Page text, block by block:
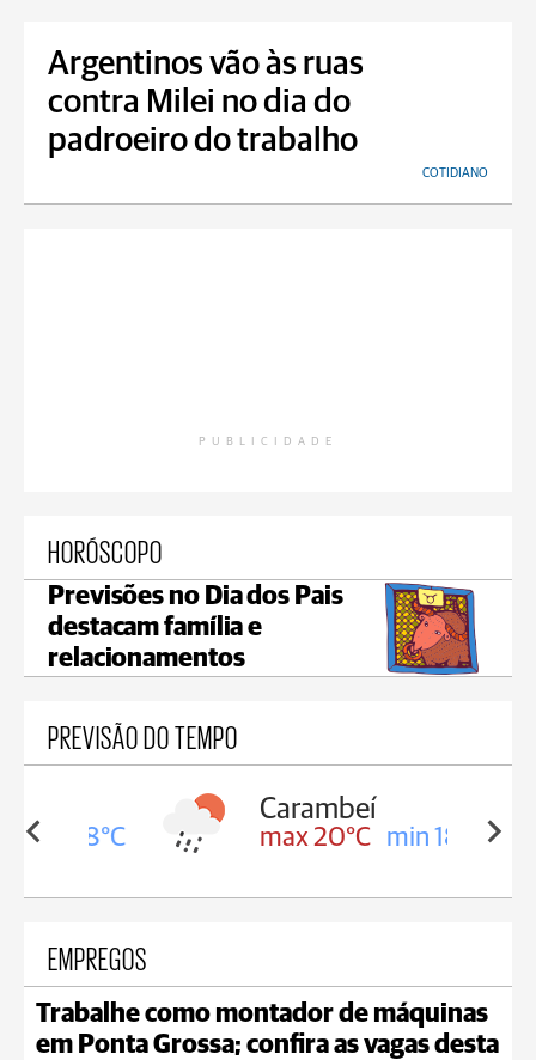
Argentinos vão às ruas
contra Milei no dia do
padroeiro do trabalho
COTIDIANO
PUBLICIDADE
HORÓSCOPO
Previsões no Dia dos Pais
destacam família e
relacionamentos
PREVISÃO DO TEMPO
18°C
Carambeí
max 20°C min 18°C
EMPREGOS
Trabalhe como montador de máquinas
em Ponta Grossa; confira as vagas desta